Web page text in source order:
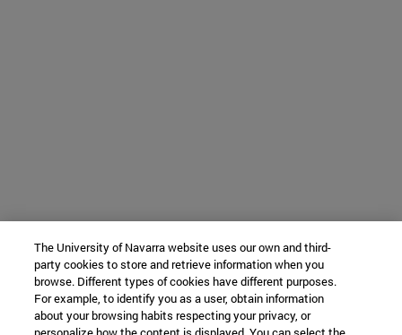
The University of Navarra website uses our own and third-
party cookies to store and retrieve information when you
browse. Different types of cookies have different purposes.
For example, to identify you as a user, obtain information
about your browsing habits respecting your privacy, or